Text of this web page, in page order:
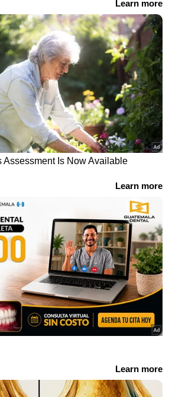
ഇരുപത്തി ഒന്നിന്
വാഴൂർ ജോസ്.
വേണ്ടി വഴിമാറി നടന്ന
ത്രില്ലർ ചിത്രം
റിലീസായി
വലിയ തെളിവ്